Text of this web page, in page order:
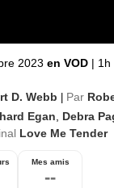
2023 en VOD | 1h
D. Webb | Par
Egan Debra
Love Me Tender
Mes amis
--